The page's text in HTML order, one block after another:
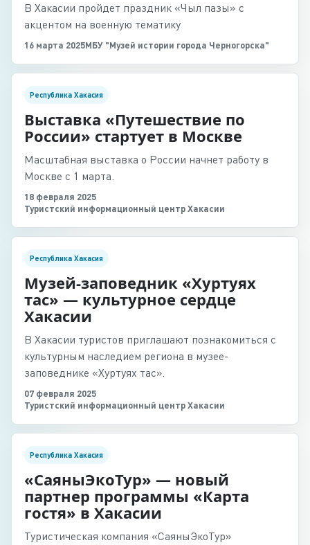
В Хакасии пройдет праздник «Чыл пазы» с
акцентом на военную тематику
16 марта 2025МБУ "Музей истории города Черногорска"
Республика Хакасия
Выставка «Путешествие по
России» стартует в Москве
Масштабная выставка о России начнет работу в
Москве с 1 марта.
18 февраля 2025
Туристский информационный центр Хакасии
Республика Хакасия
Музей-заповедник «Хуртуях
тас» — культурное сердце
Хакасии
В Хакасии туристов приглашают познакомиться с
культурным наследием региона в музее-
заповеднике «Хуртуях тас».
07 февраля 2025
Туристский информационный центр Хакасии
Республика Хакасия
«СаяныЭкоТур» — новый
партнер программы «Карта
гостя» в Хакасии
Туристическая компания «СаяныЭкоТур»